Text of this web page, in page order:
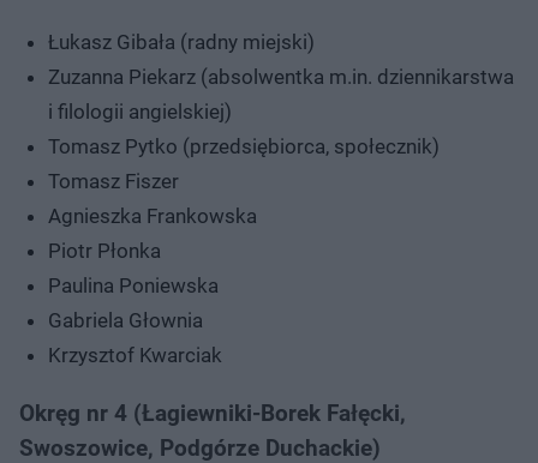
Łukasz Gibała (radny miejski)
Zuzanna Piekarz (absolwentka m.in. dziennikarstwa
i filologii angielskiej)
Tomasz Pytko (przedsiębiorca, społecznik)
Tomasz Fiszer
Agnieszka Frankowska
Piotr Płonka
Paulina Poniewska
Gabriela Głownia
Krzysztof Kwarciak
Okręg nr 4 (Łagiewniki-Borek Fałęcki,
Swoszowice, Podgórze Duchackie)